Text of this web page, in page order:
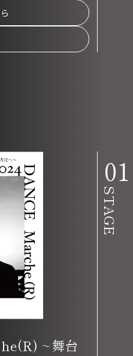
~舞台